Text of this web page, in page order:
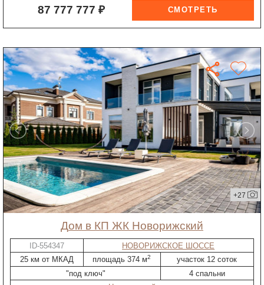
87 777 777 ₽
+27
дом в КП ЖК Новорижский
ID-554347
НОВОРИЖСКОЕ ШОССЕ
25 км от МКАД
площадь 374 м2
участок 12 соток
"под ключ"
4 спальни